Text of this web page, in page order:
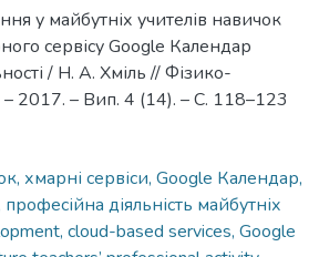
у майбутніх учителів навичок
сервісу Google Календар
/ Н. А. Хміль // Фізико-
– 2017. – Вип. 4 (14). – С. 118–123
хмарні сервіси, Google Календар,
діяльність майбутніх
cloud-based services, Google